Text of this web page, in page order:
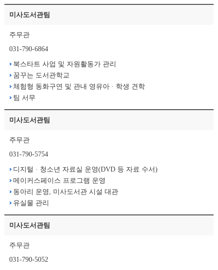
미사도서관팀
주무관
031-790-6864
북스타트 사업 및 자원활동가 관리
꿈꾸는 도서관학교
체험형 동화구연 및 관내 영유아 · 학생 견학
팀 서무
미사도서관팀
주무관
031-790-5754
디지털 · 청소년 자료실 운영(DVD 등 자료 수서)
메이커스페이스 프로그램 운영
동아리 운영, 미사도서관 시설 대관
유실물 관리
미사도서관팀
주무관
031-790-5052